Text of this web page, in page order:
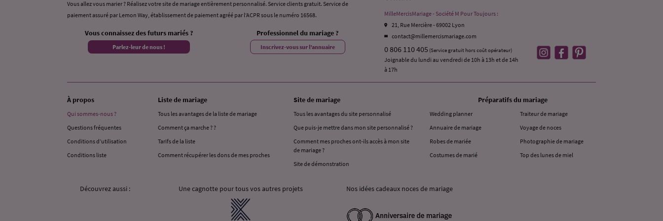
Vous allez vous marier ? Réalisez votre site de mariage entièrement personnalisé. Service clients gratuit. Service de
paiement assuré par Lemon Way, établissement de paiement agréé par l’ACPR sous le numéro 16568.
Vous connaissez des futurs mariés ?
Parlez-leur de nous !
Professionnel du mariage ?
Inscrivez-vous sur l’annuaire
MilleMercisMariage - Société M Pour Toujours :
21, Rue Mercière - 69002 Lyon
contact@millemercismariage.com
0 806 110 405 (Service gratuit hors coût opérateur)
Joignable du lundi au vendredi de 10h à 13h et de 14h
à 17h
À propos
Qui sommes-nous ?
Questions fréquentes
Conditions d’utilisation
Conditions liste
Liste de mariage
Tous les avantages de la liste de mariage
Comment ça marche ? ?
Tarifs de la liste
Comment récupérer les dons de mes proches
Site de mariage
Tous les avantages du site personnalisé
Que puis-je mettre dans mon site personnalisé ?
Comment mes proches ont-ils accès à mon site
de mariage ?
Site de démonstration
Préparatifs du mariage
Wedding planner
Annuaire de mariage
Robes de mariée
Costumes de marié
Traiteur de mariage
Voyage de noces
Photographie de mariage
Top des lunes de miel
Découvrez aussi : Une cagnotte pour tous vos autres projets Nos idées cadeaux noces de mariage